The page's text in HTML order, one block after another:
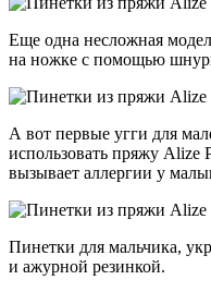
Еще одна несложная
на ножке с помощью
А вот первые угги для
использовать пряжу Alize
вызывает аллергии у
Пинетки для мальчика,
и ажурной резинкой.